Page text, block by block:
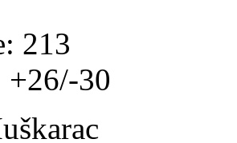
213
+26/-30